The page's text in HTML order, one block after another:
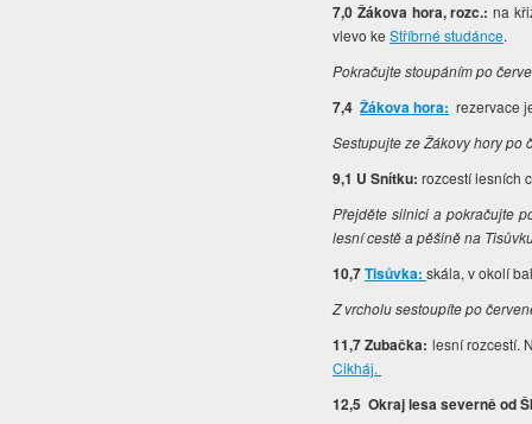
7,0 Žákova hora, rozc.: na
vlevo keStříbrné studánce.
Pokračujte stoupáním po
7,4Žákova hora: rezervace
Sestupujte ze Žákovy hory
9,1 U Snítku:rozcestí lesních
Přejděte silnici a pokračujte
lesní cestě a pěšině na
10,7Tisůvka:skála, v okolí
Z vrcholu sestoupíte po
11,7 Zubačka: lesní rozcestí.
Cikháj.
12,5 Okraj lesa severně od